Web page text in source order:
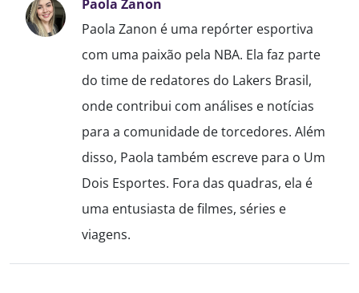
Paola Zanon
Paola Zanon é uma repórter esportiva
com uma paixão pela NBA. Ela faz parte
do time de redatores do Lakers Brasil,
onde contribui com análises e notícias
para a comunidade de torcedores. Além
disso, Paola também escreve para o Um
Dois Esportes. Fora das quadras, ela é
uma entusiasta de filmes, séries e
viagens.